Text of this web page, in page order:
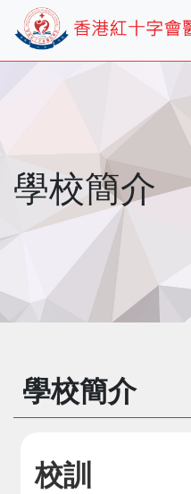
學校簡介
學校簡介
校訓